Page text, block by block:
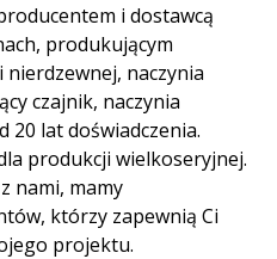
i dostawcą
produkującym
naczynia
czajnik, naczynia
20 lat doświadczenia.
produkcji wielkoseryjnej.
nami, mamy
którzy zapewnią Ci
projektu.